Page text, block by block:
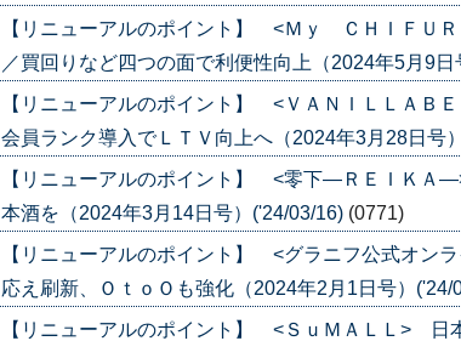
【リニューアルのポイント】 <Ｍｙ ＣＨＩＦＵ
／買回りなど四つの面で利便性向上（2024年5月9日
【リニューアルのポイント】 <ＶＡＮＩＬＬＡＢ
会員ランク導入でＬＴＶ向上へ（2024年3月28日号
【リニューアルのポイント】 <零下―ＲＥＩＫＡ
本酒を（2024年3月14日号）('24/03/16) (0771)
【リニューアルのポイント】 <グラニフ公式オン
応え刷新、ＯｔｏＯも強化（2024年2月1日号）('24/
【リニューアルのポイント】 <ＳｕＭＡＬＬ> 日